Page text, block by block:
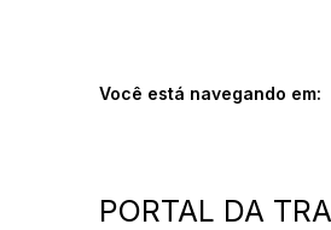
Você está navegando em:
PORTAL DA